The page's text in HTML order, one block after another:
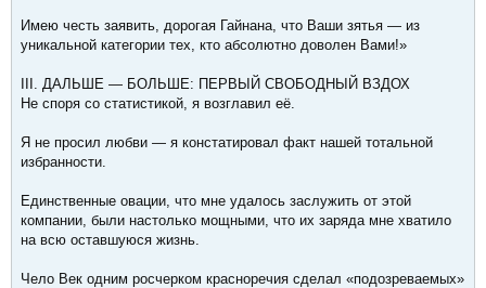
Имею честь заявить, дорогая Гайнана, что Ваши зятья — из
уникальной категории тех, кто абсолютно доволен Вами!»
III. ДАЛЬШЕ — БОЛЬШЕ: ПЕРВЫЙ СВОБОДНЫЙ ВЗДОХ
Не споря со статистикой, я возглавил её.
Я не просил любви — я констатировал факт нашей тотальной
избранности.
Единственные овации, что мне удалось заслужить от этой
компании, были настолько мощными, что их заряда мне хватило
на всю оставшуюся жизнь.
Чело Век одним росчерком красноречия сделал «подозреваемых»